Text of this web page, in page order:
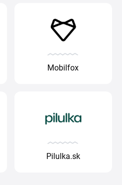
Mobilfox
Pilulka.sk